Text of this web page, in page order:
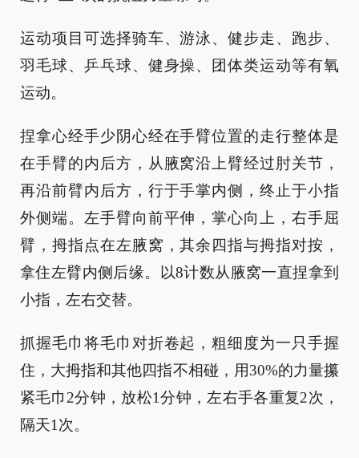
运动项目可选择骑车、游泳、健步走、跑步、
羽毛球、乒乓球、健身操、团体类运动等有氧
运动。
捏拿心经手少阴心经在手臂位置的走行整体是
在手臂的内后方，从腋窝沿上臂经过肘关节，
再沿前臂内后方，行于手掌内侧，终止于小指
外侧端。左手臂向前平伸，掌心向上，右手屈
臂，拇指点在左腋窝，其余四指与拇指对按，
拿住左臂内侧后缘。以8计数从腋窝一直捏拿到
小指，左右交替。
抓握毛巾将毛巾对折卷起，粗细度为一只手握
住，大拇指和其他四指不相碰，用30%的力量攥
紧毛巾2分钟，放松1分钟，左右手各重复2次，
隔天1次。